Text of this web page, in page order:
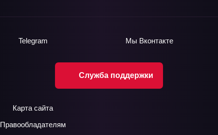
Служба поддержки
Telegram Мы Вконтакте
Карта сайта
Правообладателям